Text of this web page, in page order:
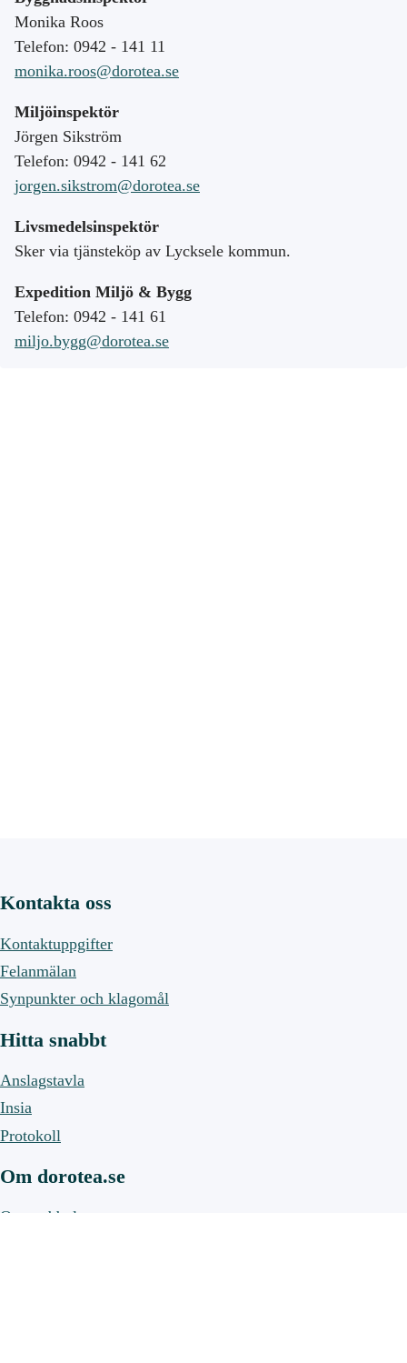
Monika Roos
Telefon: 0942 - 141 11
monika.roos@dorotea.se
Miljöinspektör
Jörgen Sikström
Telefon: 0942 - 141 62
jorgen.sikstrom@dorotea.se
Livsmedelsinspektör
Sker via tjänsteköp av Lycksele kommun.
Expedition Miljö & Bygg
Telefon: 0942 - 141 61
miljo.bygg@dorotea.se
Kontakta oss
Kontaktuppgifter
Felanmälan
Synpunkter och klagomål
Hitta snabbt
Anslagstavla
Insia
Protokoll
Om dorotea.se
Om webbplatsen